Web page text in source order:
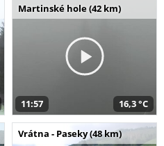
Martinské hole (42 km)
11:57 16,3 °C
Vrátna - Paseky (48 km)